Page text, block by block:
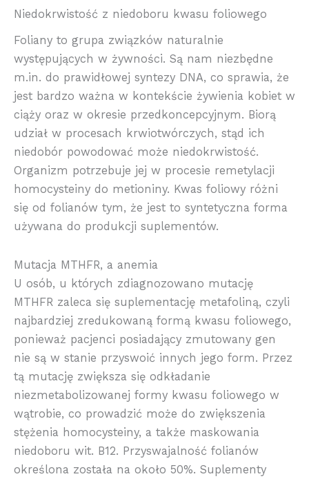
Niedokrwistość z niedoboru kwasu foliowego
Foliany to grupa związków naturalnie
występujących w żywności. Są nam niezbędne
m.in. do prawidłowej syntezy DNA, co sprawia, że
jest bardzo ważna w kontekście żywienia kobiet w
ciąży oraz w okresie przedkoncepcyjnym. Biorą
udział w procesach krwiotwórczych, stąd ich
niedobór powodować może niedokrwistość.
Organizm potrzebuje jej w procesie remetylacji
homocysteiny do metioniny. Kwas foliowy różni
się od folianów tym, że jest to syntetyczna forma
używana do produkcji suplementów.
Mutacja MTHFR, a anemia
U osób, u których zdiagnozowano mutację
MTHFR zaleca się suplementację metafoliną, czyli
najbardziej zredukowaną formą kwasu foliowego,
ponieważ pacjenci posiadający zmutowany gen
nie są w stanie przyswoić innych jego form. Przez
tą mutację zwiększa się odkładanie
niezmetabolizowanej formy kwasu foliowego w
wątrobie, co prowadzić może do zwiększenia
stężenia homocysteiny, a także maskowania
niedoboru wit. B12. Przyswajalność folianów
określona została na około 50%. Suplementy